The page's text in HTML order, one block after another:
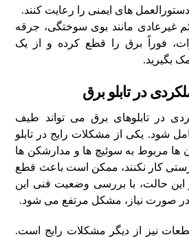
های ایمنی را رعایت کنند.
غیرعادی مانند بوی سوختگی، جرقه
فوراً برق را قطع کرده و از یک
بگیرید.
در تابلو برق
در تابلوهای برق می‌ تواند طیف
شود. یکی از مشکلات رایج در تابلو
مربوط به سوئیچ‌ ها و مدارشکن‌ ها
کار نکنند، ممکن است باعث قطع
این حالت، با بررسی وضعیت فنی این
صورت نیاز، مشکل مرتفع می‌ شود.
نیز از دیگر مشکلات رایج است.